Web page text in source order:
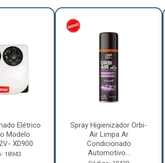
Elétrico
Modelo
XD900
18943
Spray Higienizador Orbi-
Air Limpa Ar
Condicionado
Automotivo...